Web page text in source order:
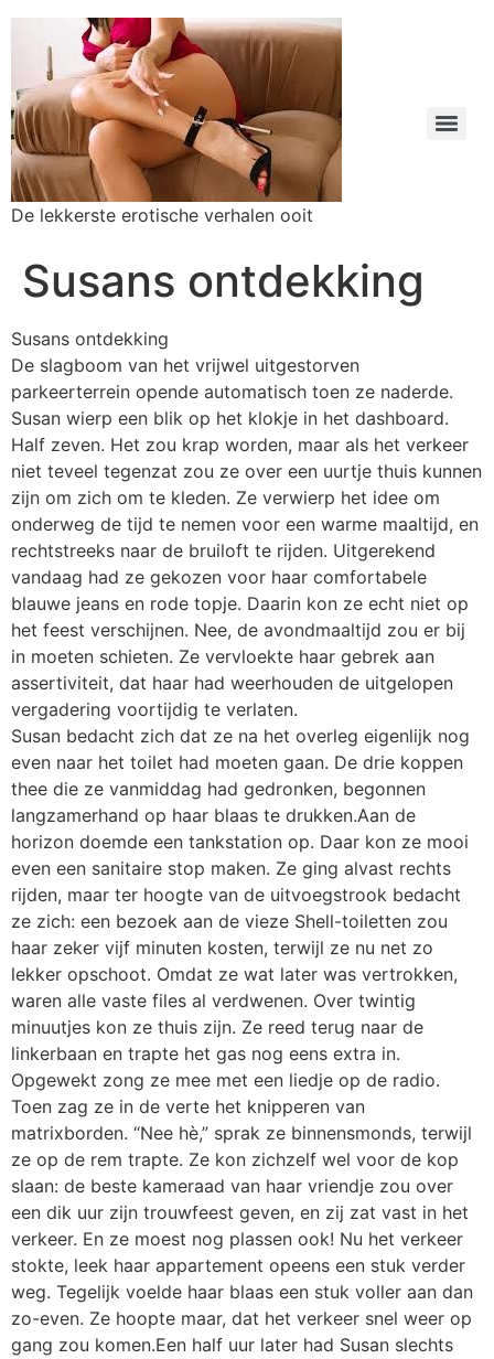
De lekkerste erotische verhalen ooit
Susans ontdekking
Susans ontdekking
De slagboom van het vrijwel uitgestorven
parkeerterrein opende automatisch toen ze naderde.
Susan wierp een blik op het klokje in het dashboard.
Half zeven. Het zou krap worden, maar als het verkeer
niet teveel tegenzat zou ze over een uurtje thuis kunnen
zijn om zich om te kleden. Ze verwierp het idee om
onderweg de tijd te nemen voor een warme maaltijd, en
rechtstreeks naar de bruiloft te rijden. Uitgerekend
vandaag had ze gekozen voor haar comfortabele
blauwe jeans en rode topje. Daarin kon ze echt niet op
het feest verschijnen. Nee, de avondmaaltijd zou er bij
in moeten schieten. Ze vervloekte haar gebrek aan
assertiviteit, dat haar had weerhouden de uitgelopen
vergadering voortijdig te verlaten.
Susan bedacht zich dat ze na het overleg eigenlijk nog
even naar het toilet had moeten gaan. De drie koppen
thee die ze vanmiddag had gedronken, begonnen
langzamerhand op haar blaas te drukken.Aan de
horizon doemde een tankstation op. Daar kon ze mooi
even een sanitaire stop maken. Ze ging alvast rechts
rijden, maar ter hoogte van de uitvoegstrook bedacht
ze zich: een bezoek aan de vieze Shell-toiletten zou
haar zeker vijf minuten kosten, terwijl ze nu net zo
lekker opschoot. Omdat ze wat later was vertrokken,
waren alle vaste files al verdwenen. Over twintig
minuutjes kon ze thuis zijn. Ze reed terug naar de
linkerbaan en trapte het gas nog eens extra in.
Opgewekt zong ze mee met een liedje op de radio.
Toen zag ze in de verte het knipperen van
matrixborden. “Nee hè,” sprak ze binnensmonds, terwijl
ze op de rem trapte. Ze kon zichzelf wel voor de kop
slaan: de beste kameraad van haar vriendje zou over
een dik uur zijn trouwfeest geven, en zij zat vast in het
verkeer. En ze moest nog plassen ook! Nu het verkeer
stokte, leek haar appartement opeens een stuk verder
weg. Tegelijk voelde haar blaas een stuk voller aan dan
zo-even. Ze hoopte maar, dat het verkeer snel weer op
gang zou komen.Een half uur later had Susan slechts